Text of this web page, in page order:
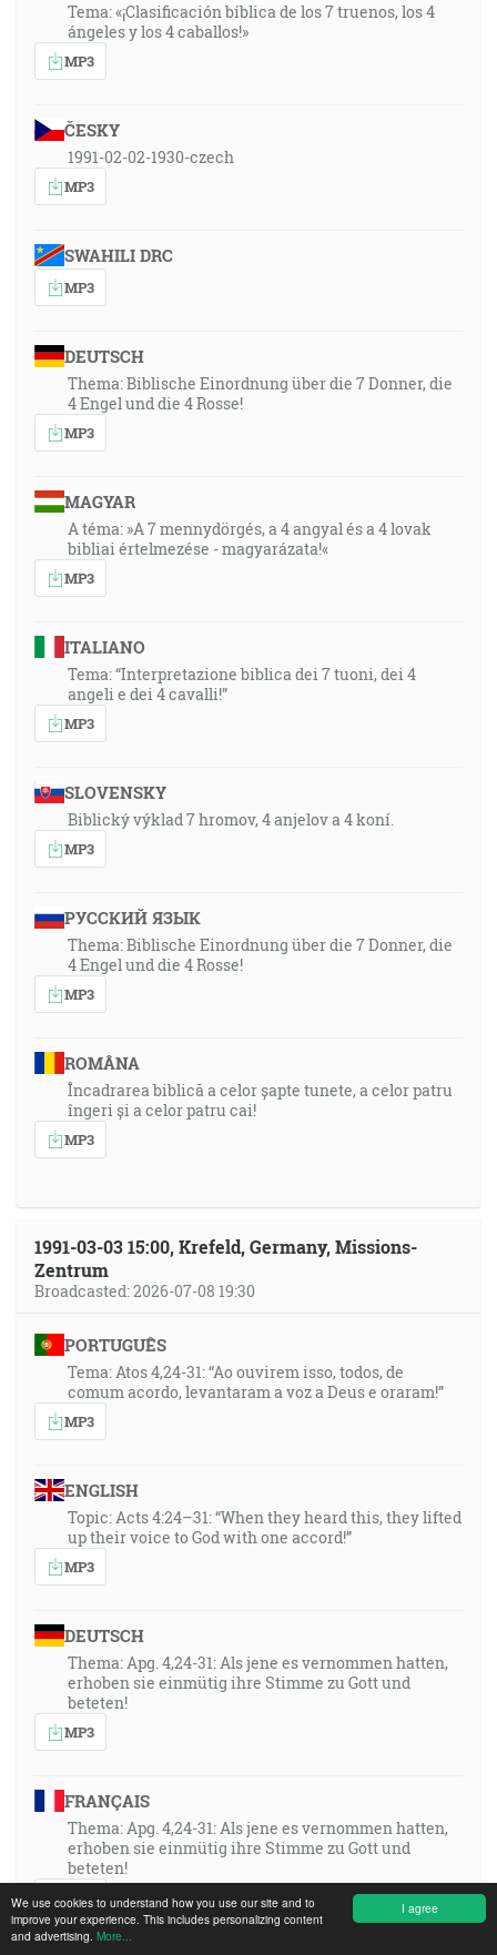
I agree
We use cookies to understand how you use our site and to
improve your experience. This includes personalizing content
and advertising. More...
Tema: «¡Clasificación bíblica de los 7 truenos, los 4
ángeles y los 4 caballos!»
MP3
ČESKY
1991-02-02-1930-czech
MP3
SWAHILI DRC
MP3
DEUTSCH
Thema: Biblische Einordnung über die 7 Donner, die
4 Engel und die 4 Rosse!
MP3
MAGYAR
A téma: »A 7 mennydörgés, a 4 angyal és a 4 lovak
bibliai értelmezése - magyarázata!«
MP3
ITALIANO
Tema: “Interpretazione biblica dei 7 tuoni, dei 4
angeli e dei 4 cavalli!”
MP3
SLOVENSKY
Biblický výklad 7 hromov, 4 anjelov a 4 koní.
MP3
РУССКИЙ ЯЗЫК
Thema: Biblische Einordnung über die 7 Donner, die
4 Engel und die 4 Rosse!
MP3
ROMÂNA
Încadrarea biblică a celor șapte tunete, a celor patru
îngeri și a celor patru cai!
MP3
1991-03-03 15:00, Krefeld, Germany, Missions-
Zentrum
Broadcasted: 2026-07-08 19:30
PORTUGUÊS
Tema: Atos 4,24-31: “Ao ouvirem isso, todos, de
comum acordo, levantaram a voz a Deus e oraram!”
MP3
ENGLISH
Topic: Acts 4:24–31: “When they heard this, they lifted
up their voice to God with one accord!”
MP3
DEUTSCH
Thema: Apg. 4,24-31: Als jene es vernommen hatten,
erhoben sie einmütig ihre Stimme zu Gott und
beteten!
MP3
FRANÇAIS
Thema: Apg. 4,24-31: Als jene es vernommen hatten,
erhoben sie einmütig ihre Stimme zu Gott und
beteten!
MP3